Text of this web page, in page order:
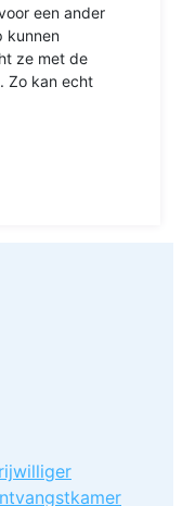
een ander
kunnen
ze met de
Zo kan echt